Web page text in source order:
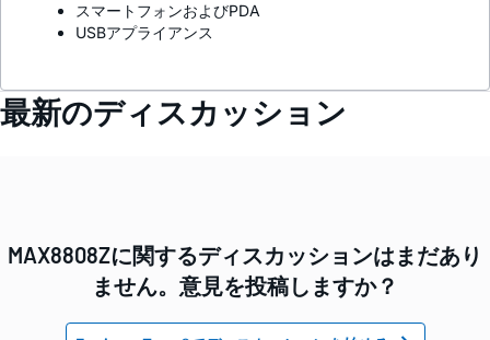
スマートフォンおよびPDA
USBアプライアンス
最新のディスカッション
MAX8808Zに関するディスカッションはまだあり
ません。意見を投稿しますか？